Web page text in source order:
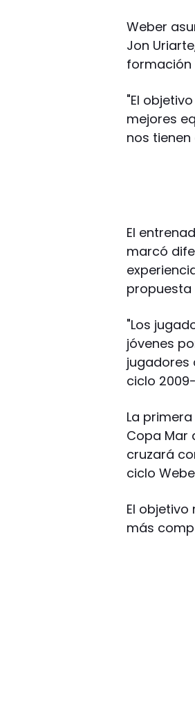
Weber
Jon
formación
"El
mejores
nos
El
marcó
propuesta
"Los
jóvenes
jugadores
ciclo
La
Copa Mar
cruzará
ciclo
El
más